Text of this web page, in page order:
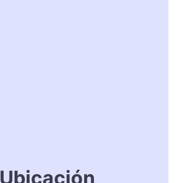
Ubicación